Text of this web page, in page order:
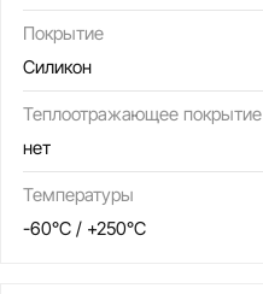
Покрытие
Силикон
Теплоотражающее покрытие
нет
Температуры
-60°C / +250°C